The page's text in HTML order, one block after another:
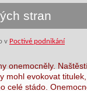
stran
v Poctivé podnikání
onemocněly.
mohl evokovat
celé stádo.